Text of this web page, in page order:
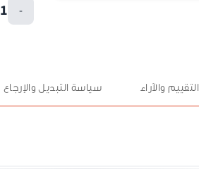
-
1
التقييم والآراء سياسة التبديل والإرجاع